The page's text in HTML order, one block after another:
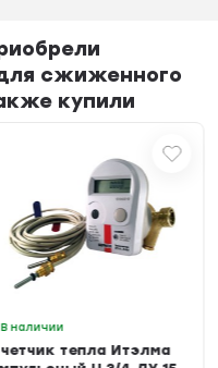
сжиженного
купили
В наличии
тепла Итэлма